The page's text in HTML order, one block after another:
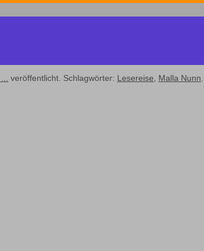
veröffentlicht. Schlagwörter: Lesereise, Malla Nunn.